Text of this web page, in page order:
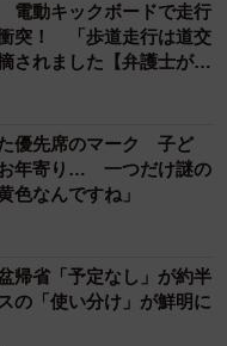
電動キックボードで走行
突！ 「歩道走行は道交
されました【弁護士が解
優先席のマーク 子ど
お年寄り… 一つだけ謎の
色なんですね」
帰省「予定なし」が約半
「使い分け」が鮮明に